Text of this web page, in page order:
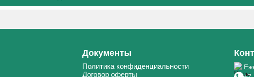
Документы
Политика конфиденциальности
Договор оферты